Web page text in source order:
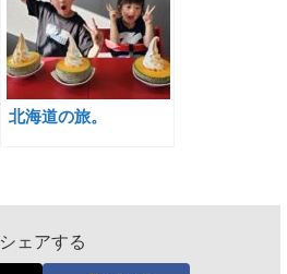
北海道の旅。
シェアする